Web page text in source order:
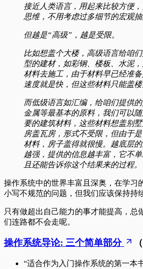
接近人类语言，用起来比较方便
思维，不用考虑过多细节的宏观抽
但越是“高级”，越是受限。
比如想盖个大楼，高级语言给咱
型的建材，如彩钢、楼板、水泥
材料去施工，由于材料早已经准
速度就是快，但这些材料只能盖楼
而低级语言如汇编，给咱们提供的
金属等最基本的原料，我们可以
要的建筑材料，这些材料想盖别
房盖瓦房，形式不受限，但由于
材料，房子盖得就很慢。越底层
越强，提供的信息越丰富，它不
且还能告诉你这个结果来的过程。
操作系统中的世界丰富且深奥，在学习
小写不规范的问题，但我们应该保持持
只有做超出自己能力的事才能提高，总
们连路都不会走呢。
操作系统导论: 三个简单部分
“适合作为入门操作系统的第一本